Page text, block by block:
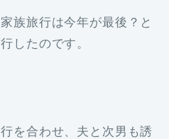
族旅行は今年が最後？と
したのです。
を合わせ、夫と次男も誘